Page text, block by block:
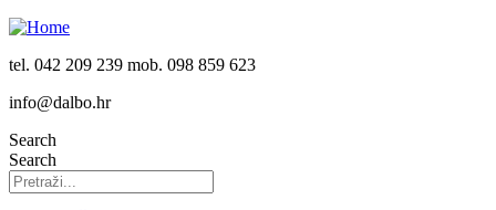
tel. 042 209 239 mob. 098 859 623
info@dalbo.hr
Search
Search